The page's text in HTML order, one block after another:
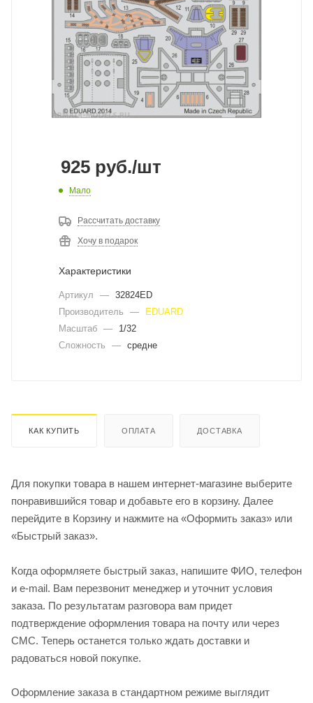
925 руб./шт
Мало
Рассчитать доставку
Хочу в подарок
Характеристики
Артикул — 32824ED
Производитель
—
EDUARD
Масштаб —
1/32
Сложность
— средне
КАК КУПИТЬ ОПЛАТА ДОСТАВКА
Для покупки товара в нашем интернет-магазине выберите
понравившийся товар и добавьте его в корзину. Далее
перейдите в Корзину и нажмите на «Оформить заказ» или
«Быстрый заказ».
Когда оформляете быстрый заказ, напишите ФИО, телефон
и e-mail. Вам перезвонит менеджер и уточнит условия
заказа. По результатам разговора вам придет
подтверждение оформления товара на почту или через
СМС. Теперь останется только ждать доставки и
радоваться новой покупке.
Оформление заказа в стандартном режиме выглядит